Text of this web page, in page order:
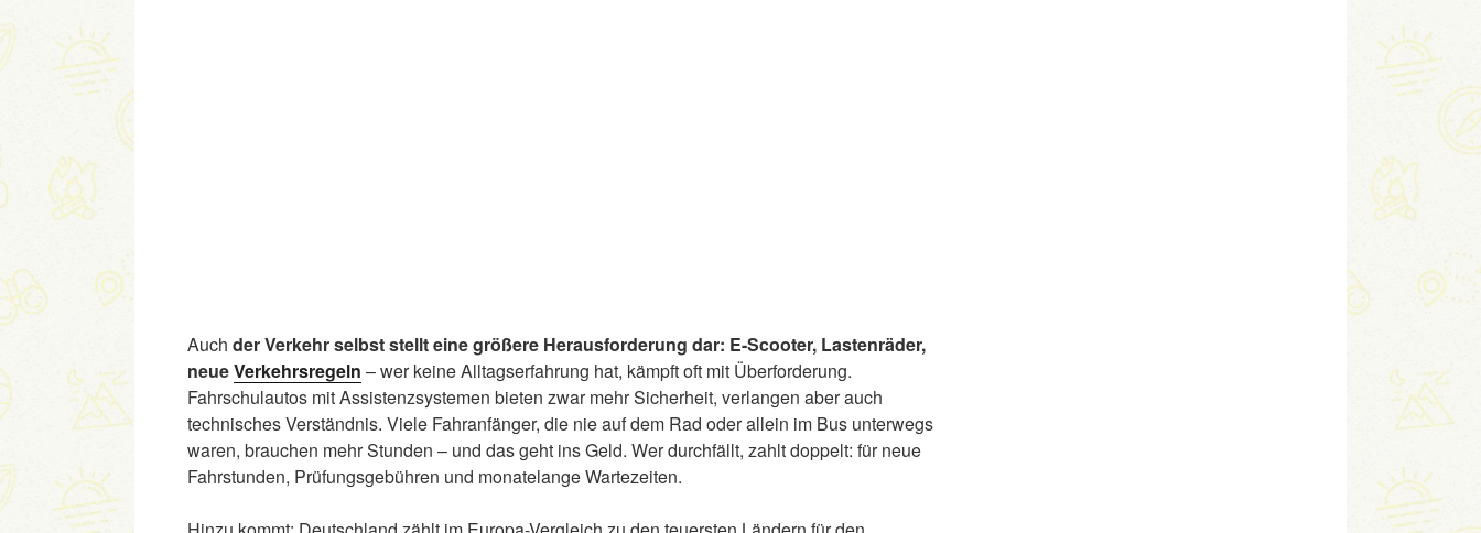
Auch der Verkehr selbst stellt eine größere Herausforderung dar: E-Scooter, Lastenräder,
neueVerkehrsregeln – wer keine Alltagserfahrung hat, kämpft oft mit Überforderung.
Fahrschulautos mit Assistenzsystemen bieten zwar mehr Sicherheit, verlangen aber auch
technisches Verständnis. Viele Fahranfänger, die nie auf dem Rad oder allein im Bus unterwegs
waren, brauchen mehr Stunden – und das geht ins Geld. Wer durchfällt, zahlt doppelt: für neue
Fahrstunden, Prüfungsgebühren und monatelange Wartezeiten.